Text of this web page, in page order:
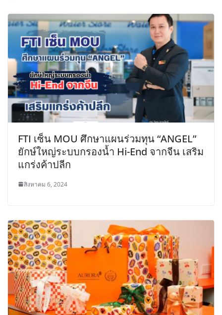
FTI เซ็น MOU ศึกษาแผนร่วมทุน “ANGEL”
ยักษ์ใหญ่ระบบกรองน้ำ Hi-End จากจีน เสริม
แกร่งค้าปลีก
สิงหาคม 6, 2024